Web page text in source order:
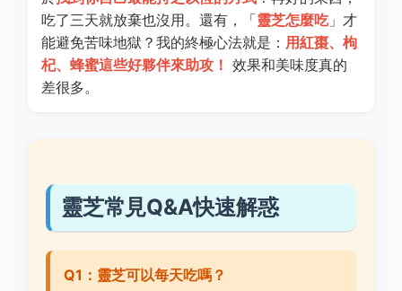
吃了三天就放棄也沒用。還有，「靈芝怎麼吃」才
能避免苦味地獄？我的終極心法就是： 用紅棗、枸
杞、蜂蜜這些好夥伴來助攻！ 效果和美味度真的
差很多。
靈芝常見Q&A快速解惑
Q1：靈芝可以每天吃嗎？